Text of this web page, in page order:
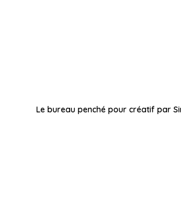
Le bureau penché pour créatif par